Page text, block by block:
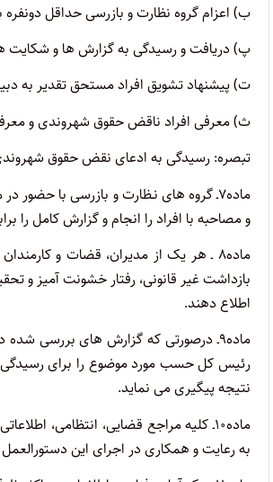
ب) اعزام گروه نظارت و بازرسی حداقل
پ) دریافت و رسیدگی به گزارش ها و شکایت
ت) پیشنهاد تشویق افراد مستحق تقدیر به
ث) معرفی افراد ناقض حقوق شهروندی و
تبصره: رسیدگی به ادعای نقض حقوق
ماده۷ـ گروه های نـظارت و بازرسی با
و مصاحبه با افراد را انجام و گزارش کامل را
ماده۸ ـ هر یک از مدیران، قضات و
بازداشت غیر قانونی، رفتار خشونت آمیز و
اطلاع دهند.
ماده۹ـ درصورتی که گزارش های بررسی
رئیس کل حسب مورد موضوع را برای رسیدگی
نتیجه پیگیری می نماید.
ماده۱۰ـ کلیه مراجع قضایی، انتظامی،
به رعایت و همکاری در اجرای این